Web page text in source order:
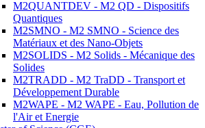
M2QUANTDEV - M2 QD - Dispositifs
Quantiques
M2SMNO - M2 SMNO - Science des
Matériaux et des Nano-Objets
M2SOLIDS - M2 Solids - Mécanique des
Solides
M2TRADD - M2 TraDD - Transport et
Développement Durable
M2WAPE - M2 WAPE - Eau, Pollution de
l'Air et Energie